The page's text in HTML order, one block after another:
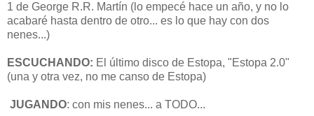
1 de George R.R. Martín (lo empecé hace un año, y no lo
acabaré hasta dentro de otro... es lo que hay con dos
nenes...)
ESCUCHANDO: El último disco de Estopa, "Estopa 2.0"
(una y otra vez, no me canso de Estopa)
JUGANDO: con mis nenes... a TODO...